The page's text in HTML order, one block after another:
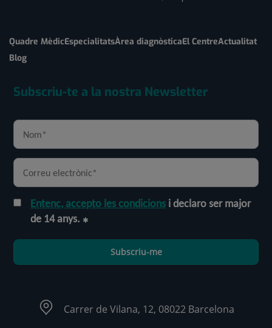
Quadre MèdicEspecialitatsÀrea diagnòsticaEl CentreActualitat
Blog
Subscriu-te a la nostra Newsletter
Entenc, accepto les condicions i declaro ser major
de 14 anys.
Subscriu-me
Carrer de Vilana, 12, 08022 Barcelona